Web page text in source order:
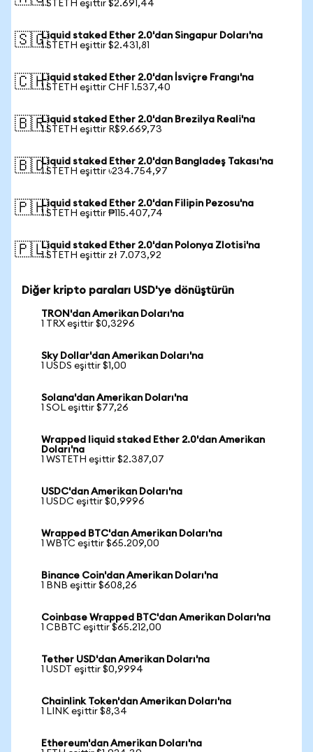
1 STETH eşittir $2.691,44
🇸🇬Liquid staked Ether 2.0'dan Singapur Doları'na
1 STETH eşittir $2.431,81
🇨🇭Liquid staked Ether 2.0'dan İsviçre Frangı'na
1 STETH eşittir CHF 1.537,40
🇧🇷Liquid staked Ether 2.0'dan Brezilya Reali'na
1 STETH eşittir R$9.669,73
🇧🇩Liquid staked Ether 2.0'dan Bangladeş Takası'na
1 STETH eşittir ৳234.754,97
🇵🇭Liquid staked Ether 2.0'dan Filipin Pezosu'na
1 STETH eşittir ₱115.407,74
🇵🇱Liquid staked Ether 2.0'dan Polonya Zlotisi'na
1 STETH eşittir zł 7.073,92
Diğer kripto paraları USD'ye dönüştürün
TRON'dan Amerikan Doları'na
1 TRX eşittir $0,3296
Sky Dollar'dan Amerikan Doları'na
1 USDS eşittir $1,00
Solana'dan Amerikan Doları'na
1 SOL eşittir $77,26
Wrapped liquid staked Ether 2.0'dan Amerikan
Doları'na
1 WSTETH eşittir $2.387,07
USDC'dan Amerikan Doları'na
1 USDC eşittir $0,9996
Wrapped BTC'dan Amerikan Doları'na
1 WBTC eşittir $65.209,00
Binance Coin'dan Amerikan Doları'na
1 BNB eşittir $608,26
Coinbase Wrapped BTC'dan Amerikan Doları'na
1 CBBTC eşittir $65.212,00
Tether USD'dan Amerikan Doları'na
1 USDT eşittir $0,9994
Chainlink Token'dan Amerikan Doları'na
1 LINK eşittir $8,34
Ethereum'dan Amerikan Doları'na